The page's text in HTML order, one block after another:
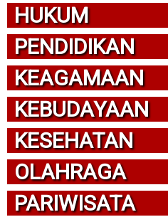
HUKUM
PENDIDIKAN
KEAGAMAAN
KEBUDAYAAN
KESEHATAN
OLAHRAGA
PARIWISATA